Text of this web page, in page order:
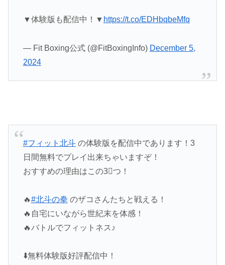
▼体験版も配信中！▼ https://t.co/EDHbqbeMfq
— Fit Boxing公式 (@FitBoxingInfo) December 5,
2024
#フィット北斗の体験版を配信中であります！3
日間無料でプレイ出来ちゃいますぞ！
おすすめの理由はこの3⃣つ！
🔥#北斗の拳 のザコさんたちと戦える！
🔥自宅にいながら世紀末を体感！
🔥バトルでフィットネス♪
⬇️無料体験版好評配信中！